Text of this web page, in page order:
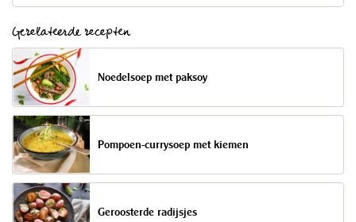
Gerelateerde recepten
Noedelsoep met paksoy
Pompoen-currysoep met kiemen
Geroosterde radijsjes